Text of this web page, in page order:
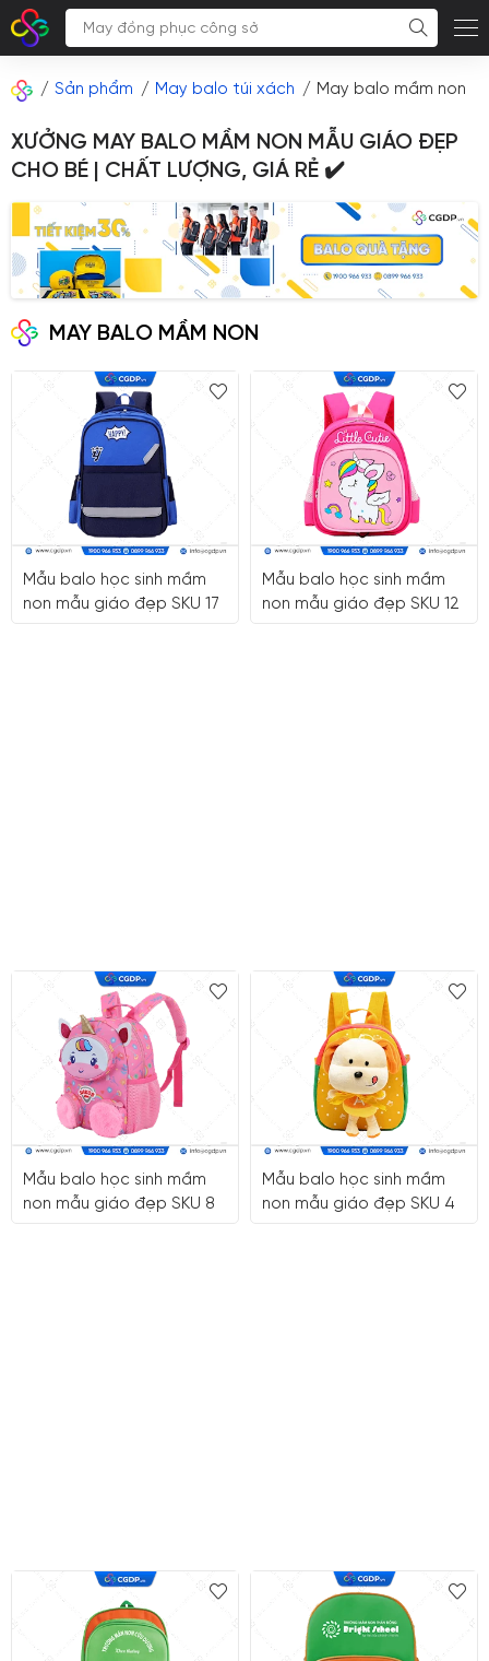
Sản phẩm May balo túi xách May balo mầm non
XƯỞNG MAY BALO MẦM NON MẪU GIÁO ĐẸP
CHO BÉ | CHẤT LƯỢNG, GIÁ RẺ ✔️
MAY BALO MẦM NON
Mẫu balo học sinh mầm
non mẫu giáo đẹp SKU 17
Mẫu balo học sinh mầm
non mẫu giáo đẹp SKU 12
Mẫu balo học sinh mầm
non mẫu giáo đẹp SKU 8
Mẫu balo học sinh mầm
non mẫu giáo đẹp SKU 4